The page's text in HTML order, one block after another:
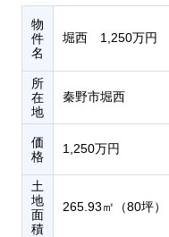
物
件
名
堀西 1,250万円
所
在
地
秦野市堀西
価
格
1,250万円
土
地
面
積
265.93㎡（80坪）